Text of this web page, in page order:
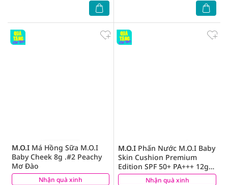
Nhận quà xinh
M.O.I Má Hồng Sữa M.O.I
Baby Cheek 8g .#2 Peachy
Mơ Đào
(0) Nhận quà xinh
M.O.I Phấn Nước M.O.I Baby
Skin Cushion Premium
Edition SPF 50+ PA+++ 12g
.#30 Tông Tự Nhiên
(0)